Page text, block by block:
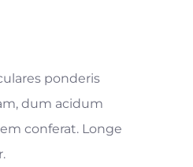
ponderis
dum acidum
conferat. Longe